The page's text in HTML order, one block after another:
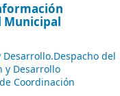
Municipal
del
y Desarrollo
Coordinación